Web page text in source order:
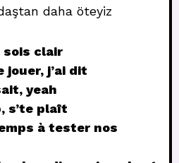
daha öteyiz
sois clair
jouer, j’ai dit
yeah
s’te plaît
à tester nos